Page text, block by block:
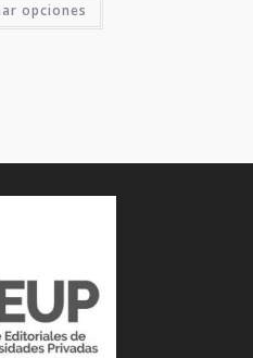
opciones
la
del